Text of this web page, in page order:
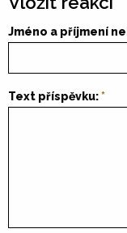
Jméno a příjmení
Text příspěvku: